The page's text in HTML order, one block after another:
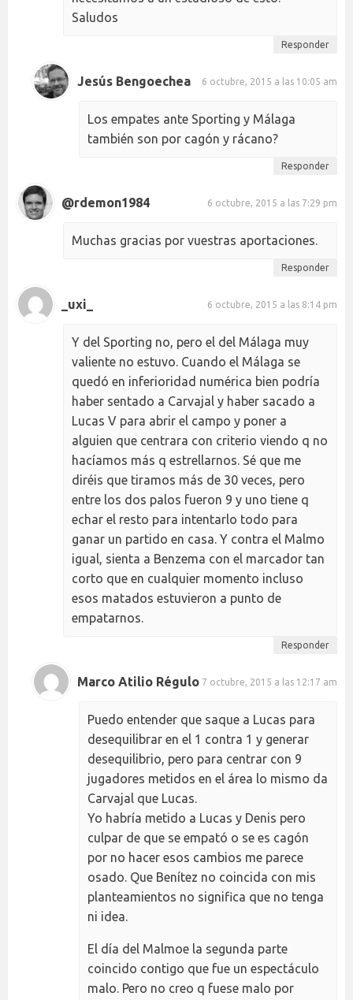
Saludos
Responder
Jesús Bengoechea 6 octubre, 2015 a las 10:05 am
Los empates ante Sporting y Málaga
también son por cagón y rácano?
Responder
@rdemon1984 6 octubre, 2015 a las 7:29 pm
Muchas gracias por vuestras aportaciones.
Responder
_uxi_ 6 octubre, 2015 a las 8:14 pm
Y del Sporting no, pero el del Málaga muy
valiente no estuvo. Cuando el Málaga se
quedó en inferioridad numérica bien podría
haber sentado a Carvajal y haber sacado a
Lucas V para abrir el campo y poner a
alguien que centrara con criterio viendo q no
hacíamos más q estrellarnos. Sé que me
diréis que tiramos más de 30 veces, pero
entre los dos palos fueron 9 y uno tiene q
echar el resto para intentarlo todo para
ganar un partido en casa. Y contra el Malmo
igual, sienta a Benzema con el marcador tan
corto que en cualquier momento incluso
esos matados estuvieron a punto de
empatarnos.
Responder
Marco Atilio Régulo 7 octubre, 2015 a las 12:17 am
Puedo entender que saque a Lucas para
desequilibrar en el 1 contra 1 y generar
desequilibrio, pero para centrar con 9
jugadores metidos en el área lo mismo da
Carvajal que Lucas.
Yo habría metido a Lucas y Denis pero
culpar de que se empató o se es cagón
por no hacer esos cambios me parece
osado. Que Benítez no coincida con mis
planteamientos no significa que no tenga
ni idea.
El día del Malmoe la segunda parte
coincido contigo que fue un espectáculo
malo. Pero no creo q fuese malo por